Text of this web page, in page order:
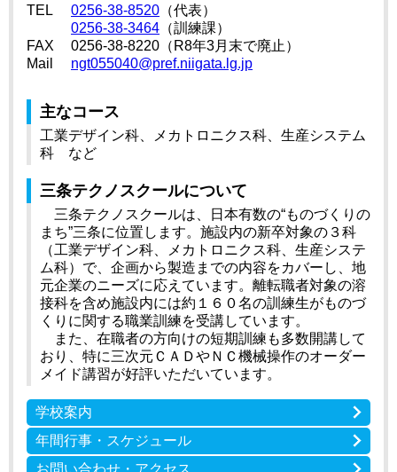
TEL
0256-38-8520 （代表）
0256-38-3464 （訓練課）
FAX
0256-38-8220（R8年3月末で廃止）
Mail
ngt055040@pref.niigata.lg.jp
主なコース
工業デザイン科、メカトロニクス科、生産システム
科 など
三条テクノスクールについて
三条テクノスクールは、日本有数の“ものづくりの
まち”三条に位置します。施設内の新卒対象の３科
（工業デザイン科、メカトロニクス科、生産システ
ム科）で、企画から製造までの内容をカバーし、地
元企業のニーズに応えています。離転職者対象の溶
接科を含め施設内には約１６０名の訓練生がものづ
くりに関する職業訓練を受講しています。
また、在職者の方向けの短期訓練も多数開講して
おり、特に三次元ＣＡＤやＮＣ機械操作のオーダー
メイド講習が好評いただいています。
学校案内
年間行事・スケジュール
お問い合わせ・アクセス